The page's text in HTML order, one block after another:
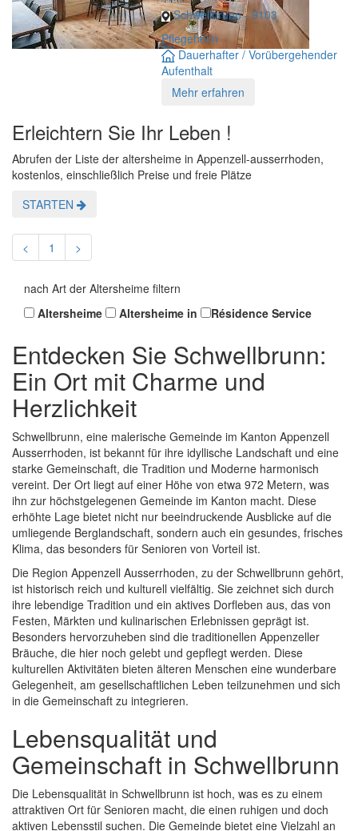
Schwellbrunn - 9103
Pflegeheim
Dauerhafter / Vorübergehender
Aufenthalt
Mehr erfahren
Erleichtern Sie Ihr Leben !
Abrufen der Liste der altersheime in Appenzell-ausserrhoden,
kostenlos, einschließlich Preise und freie Plätze
STARTEN
< 1 >
nach Art der Altersheime filtern
Altersheime
Altersheime in Résidence Service
Entdecken Sie Schwellbrunn:
Ein Ort mit Charme und
Herzlichkeit
Schwellbrunn, eine malerische Gemeinde im Kanton Appenzell
Ausserrhoden, ist bekannt für ihre idyllische Landschaft und eine
starke Gemeinschaft, die Tradition und Moderne harmonisch
vereint. Der Ort liegt auf einer Höhe von etwa 972 Metern, was
ihn zur höchstgelegenen Gemeinde im Kanton macht. Diese
erhöhte Lage bietet nicht nur beeindruckende Ausblicke auf die
umliegende Berglandschaft, sondern auch ein gesundes, frisches
Klima, das besonders für Senioren von Vorteil ist.
Die Region Appenzell Ausserrhoden, zu der Schwellbrunn gehört,
ist historisch reich und kulturell vielfältig. Sie zeichnet sich durch
ihre lebendige Tradition und ein aktives Dorfleben aus, das von
Festen, Märkten und kulinarischen Erlebnissen geprägt ist.
Besonders hervorzuheben sind die traditionellen Appenzeller
Bräuche, die hier noch gelebt und gepflegt werden. Diese
kulturellen Aktivitäten bieten älteren Menschen eine wunderbare
Gelegenheit, am gesellschaftlichen Leben teilzunehmen und sich
in die Gemeinschaft zu integrieren.
Lebensqualität und
Gemeinschaft in Schwellbrunn
Die Lebensqualität in Schwellbrunn ist hoch, was es zu einem
attraktiven Ort für Senioren macht, die einen ruhigen und doch
aktiven Lebensstil suchen. Die Gemeinde bietet eine Vielzahl an